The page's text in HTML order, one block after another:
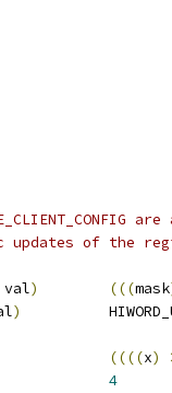
of the
val) (((mask
)
((((x)
4